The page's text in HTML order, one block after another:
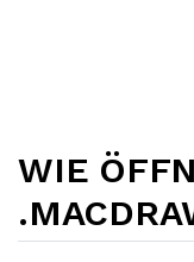
WIE